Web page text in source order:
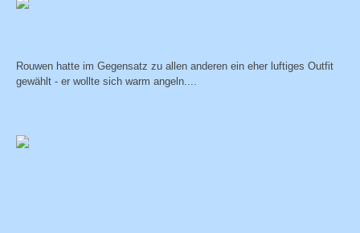
Rouwen hatte im Gegensatz zu allen anderen ein eher luftiges Outfit
gewählt - er wollte sich warm angeln....